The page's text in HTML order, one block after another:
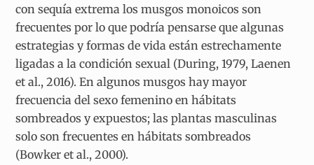
con sequía extrema los musgos monoicos son
frecuentes por lo que podría pensarse que algunas
estrategias y formas de vida están estrechamente
ligadas a la condición sexual (During, 1979, Laenen
et al., 2016). En algunos musgos hay mayor
frecuencia del sexo femenino en hábitats
sombreados y expuestos; las plantas masculinas
solo son frecuentes en hábitats sombreados
(Bowker et al., 2000).